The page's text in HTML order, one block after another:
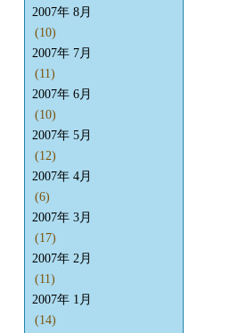
2007年 8月
(10)
2007年 7月
(11)
2007年 6月
(10)
2007年 5月
(12)
2007年 4月
(6)
2007年 3月
(17)
2007年 2月
(11)
2007年 1月
(14)